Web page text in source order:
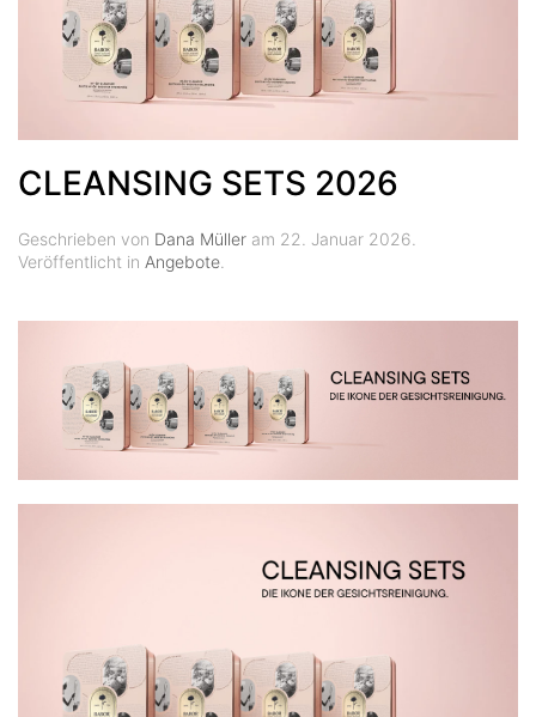
CLEANSING SETS 2026
Geschrieben von Dana Müller am 22. Januar 2026
Veröffentlicht in Angebote